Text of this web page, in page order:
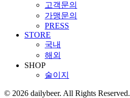
고객문의
가맹문의
PRESS
STORE
국내
해외
SHOP
술이지
© 2026 dailybeer. All Rights Reserved.